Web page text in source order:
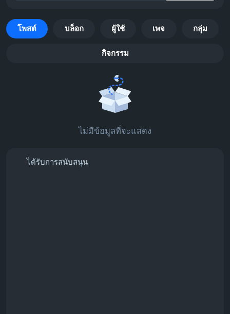
โพสต์ บล็อก ผู้ใช้ เพจ กลุ่ม
กิจกรรม
ไม่มีข้อมูลที่จะแสดง
ได้รับการสนับสนุน